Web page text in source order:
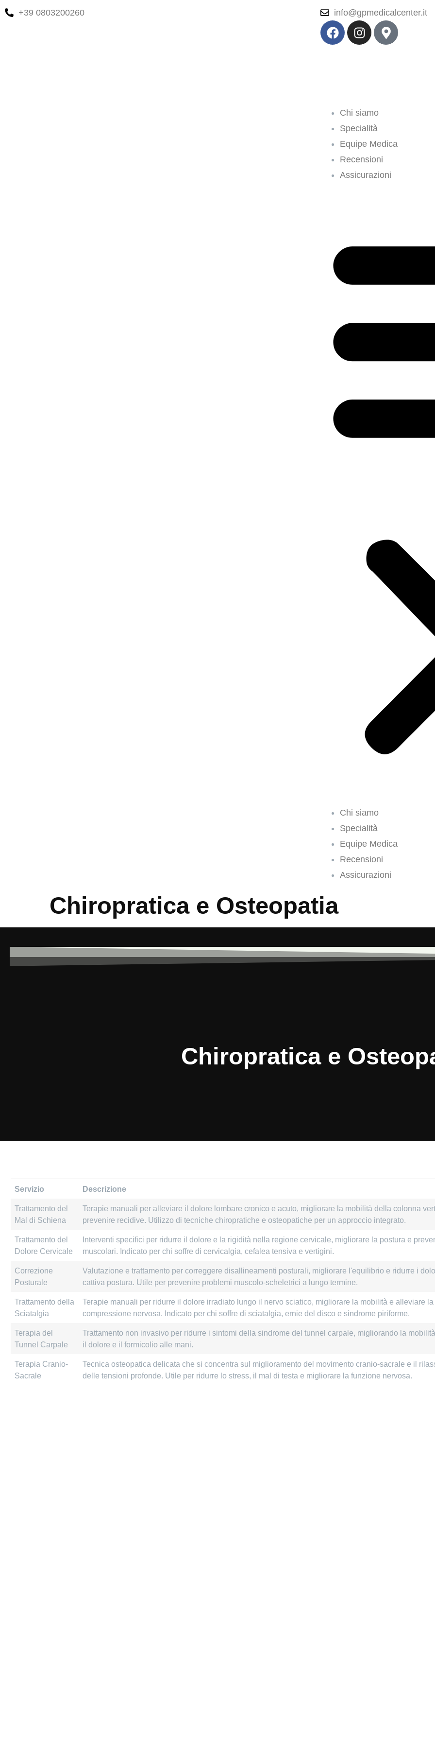
+39 0803200260 info@gpmedicalcenter.it
Chi siamo
Specialità
Equipe Medica
Recensioni
Assicurazioni
Chi siamo
Specialità
Equipe Medica
Recensioni
Assicurazioni
Chiropratica e Osteopatia
Chiropratica e
Servizio Descrizione
Trattamento del
Mal di Schiena
Terapie manuali per alleviare il dolore lombare cronico e acuto, migliorare la mobilità della colonna
prevenire recidive. Utilizzo di tecniche chiropratiche e osteopatiche per un approccio integrato.
Trattamento del
Dolore Cervicale
Interventi specifici per ridurre il dolore e la rigidità nella regione cervicale, migliorare la postura e
muscolari. Indicato per chi soffre di cervicalgia, cefalea tensiva e vertigini.
Correzione
Posturale
Valutazione e trattamento per correggere disallineamenti posturali, migliorare l'equilibrio e ridurre i
cattiva postura. Utile per prevenire problemi muscolo-scheletrici a lungo termine.
Trattamento della
Sciatalgia
Terapie manuali per ridurre il dolore irradiato lungo il nervo sciatico, migliorare la mobilità e alleviare la
compressione nervosa. Indicato per chi soffre di sciatalgia, ernie del disco e sindrome piriforme.
Terapia del
Tunnel Carpale
Trattamento non invasivo per ridurre i sintomi della sindrome del tunnel carpale, migliorando la
il dolore e il formicolio alle mani.
Terapia Cranio-
Sacrale
Tecnica osteopatica delicata che si concentra sul miglioramento del movimento cranio-sacrale e il
delle tensioni profonde. Utile per ridurre lo stress, il mal di testa e migliorare la funzione nervosa.